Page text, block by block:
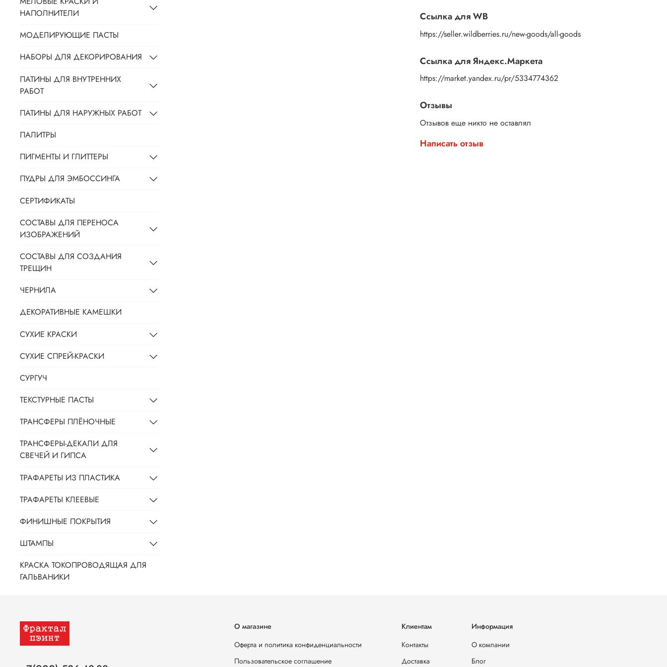
Ссылка для WB
https://seller.wildberries.ru/new-goods/all-goods
Ссылка для Яндекс.Маркета
https://market.yandex.ru/pr/5334774362
Отзывы
Отзывов еще никто не оставлял
Написать отзыв
НАПОЛНИТЕЛИ
МОДЕЛИРУЮЩИЕ ПАСТЫ
НАБОРЫ ДЛЯ ДЕКОРИРОВАНИЯ
ПАТИНЫ ДЛЯ ВНУТРЕННИХ
РАБОТ
ПАТИНЫ ДЛЯ НАРУЖНЫХ РАБОТ
ПАЛИТРЫ
ПИГМЕНТЫ И ГЛИТТЕРЫ
ПУДРЫ ДЛЯ ЭМБОССИНГА
СЕРТИФИКАТЫ
СОСТАВЫ ДЛЯ ПЕРЕНОСА
ИЗОБРАЖЕНИЙ
СОСТАВЫ ДЛЯ СОЗДАНИЯ
ТРЕЩИН
ЧЕРНИЛА
ДЕКОРАТИВНЫЕ КАМЕШКИ
СУХИЕ КРАСКИ
СУХИЕ СПРЕЙ-КРАСКИ
СУРГУЧ
ТЕКСТУРНЫЕ ПАСТЫ
ТРАНСФЕРЫ ПЛЁНОЧНЫЕ
ТРАНСФЕРЫ-ДЕКАЛИ ДЛЯ
СВЕЧЕЙ И ГИПСА
ТРАФАРЕТЫ ИЗ ПЛАСТИКА
ТРАФАРЕТЫ КЛЕЕВЫЕ
ФИНИШНЫЕ ПОКРЫТИЯ
ШТАМПЫ
КРАСКА ТОКОПРОВОДЯЩАЯ ДЛЯ
ГАЛЬВАНИКИ
О магазине
Оферта и политика конфиденциальности
Пользовательское соглашение
Клиентам
Контакты
Доставка
Информация
О компании
Блог